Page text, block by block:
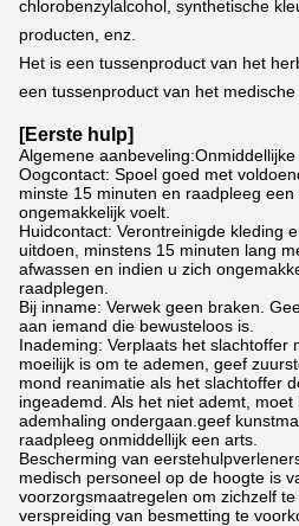
chlorobenzylalcohol, synthetische
producten, enz.
Het is een tussenproduct van het
een tussenproduct van het medische
[Eerste hulp]
Algemene
Oogcontact: Spoel goed met
minste 15 minuten en raadpleeg een
ongemakkelijk voelt.
Huidcontact: Verontreinigde kleding
uitdoen, minstens 15 minuten lang
afwassen en indien u zich
raadplegen.
Bij inname: Verwek geen braken.
aan iemand die bewusteloos is.
Inademing: Verplaats het slachtoffer
moeilijk is om te ademen, geef
mond reanimatie als het slachtoffer
ingeademd. Als het niet ademt,
ademhaling ondergaan.geef
raadpleeg onmiddellijk een arts.
Bescherming van
medisch personeel op de hoogte is
voorzorgsmaatregelen om zichzelf
verspreiding van besmetting te